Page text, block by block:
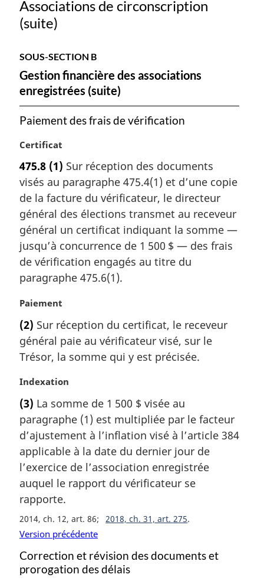
Associations de circonscription
(suite)
SOUS-SECTION B
Gestion financière des associations
enregistrées (suite)
Paiement des frais de vérification
N
t
e
m
a
r
g
i
n
a
l
e
Certificat
475.8 (1) Sur réception des documents
visés au paragraphe 475.4(1) et d’une copie
de la facture du vérificateur, le directeur
général des élections transmet au receveur
général un certificat indiquant la somme —
jusqu’à concurrence de 1 500 $ — des frais
de vérification engagés au titre du
paragraphe 475.6(1).
N
t
e
m
r
i
n
a
e
:
Paiement
(2) Sur réception du certificat, le receveur
général paie au vérificateur visé, sur le
Trésor, la somme qui y est précisée.
N
t
e
m
a
g
i
n
l
e
:
Indexation
(3) La somme de 1 500 $ visée au
paragraphe (1) est multipliée par le facteur
d’ajustement à l’inflation visé à l’article 384
applicable à la date du dernier jour de
l’exercice de l’association enregistrée
auquel le rapport du vérificateur se
rapporte.
2014, ch. 12, art. 86 2018, ch. 31, art. 275
Version précédente
Correction et révision des documents et
prorogation des délais